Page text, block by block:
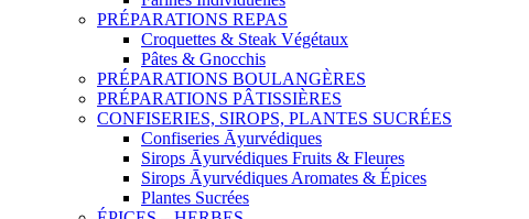
PRÉPARATIONS REPAS
Croquettes & Steak Végétaux
Pâtes & Gnocchis
PRÉPARATIONS BOULANGÈRES
PRÉPARATIONS PÂTISSIÈRES
CONFISERIES, SIROPS, PLANTES SUCRÉES
Confiseries Āyurvédiques
Sirops Āyurvédiques Fruits & Fleures
Sirops Āyurvédiques Aromates & Épices
Plantes Sucrées